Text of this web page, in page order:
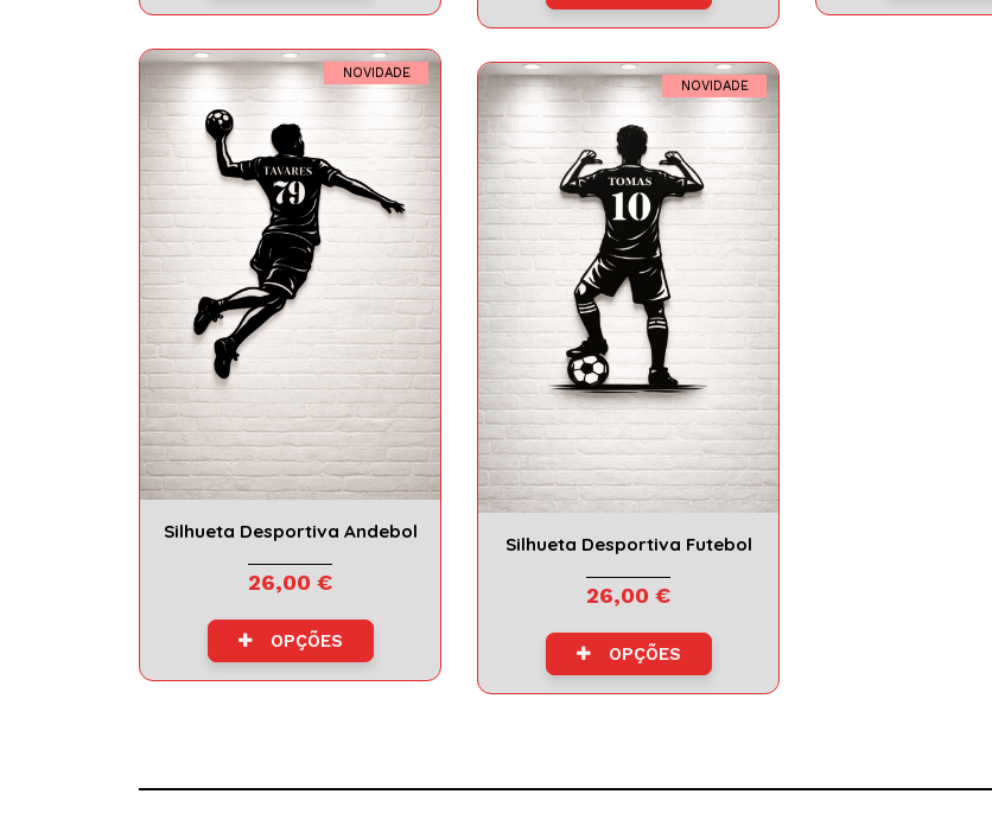
NOVIDADE
Silhueta Desportiva Andebol
26,00 €
OPÇÕES
NOVIDADE
Silhueta Desportiva Futebol
26,00 €
OPÇÕES